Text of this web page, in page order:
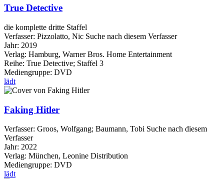
True Detective
die komplette dritte Staffel
Verfasser: Pizzolatto, Nic Suche nach diesem Verfasser
Jahr: 2019
Verlag: Hamburg, Warner Bros. Home Entertainment
Reihe: True Detective; Staffel 3
Mediengruppe: DVD
lädt
Faking Hitler
Verfasser: Groos, Wolfgang; Baumann, Tobi Suche nach diesem
Verfasser
Jahr: 2022
Verlag: München, Leonine Distribution
Mediengruppe: DVD
lädt